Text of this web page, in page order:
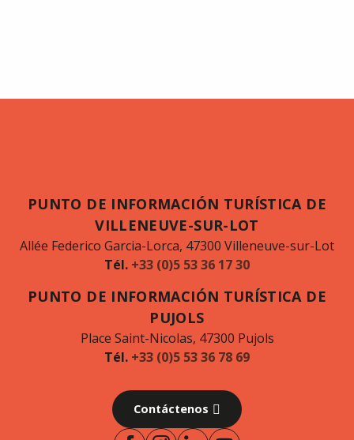
PUNTO DE INFORMACIÓN TURÍSTICA DE
VILLENEUVE-SUR-LOT
Allée Federico Garcia-Lorca, 47300 Villeneuve-sur-Lot
Tél. +33 (0)5 53 36 17 30
PUNTO DE INFORMACIÓN TURÍSTICA DE
PUJOLS
Place Saint-Nicolas, 47300 Pujols
Tél. +33 (0)5 53 36 78 69
Contáctenos